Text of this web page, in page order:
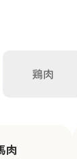
鶏肉
肉